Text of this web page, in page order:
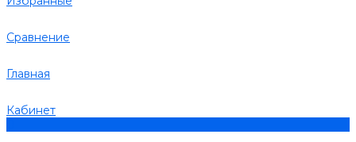
Сравнение
Главная
Кабинет